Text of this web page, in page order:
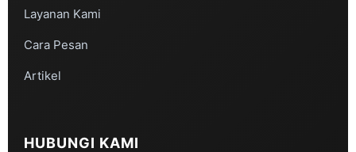
Layanan Kami
Cara Pesan
Artikel
HUBUNGI KAMI